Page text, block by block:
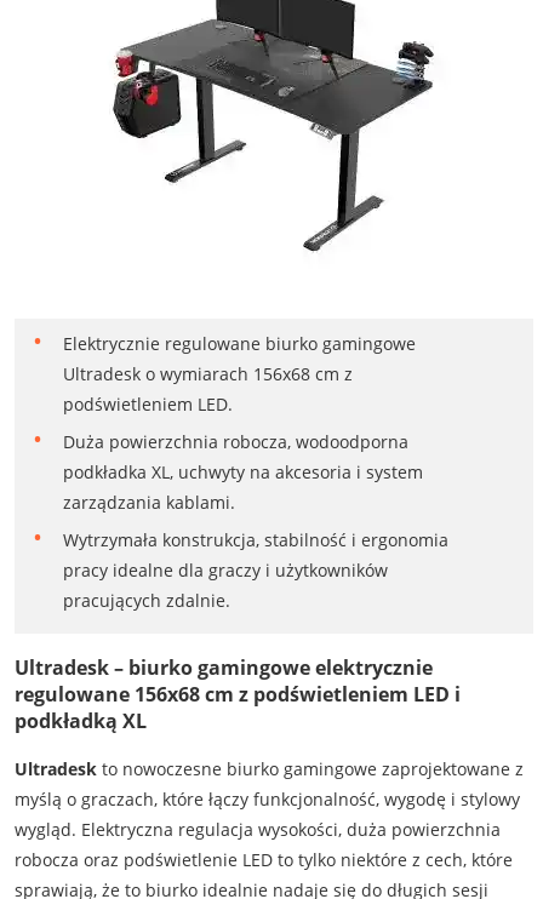
Elektrycznie regulowane biurko gamingowe
Ultradesk o wymiarach 156x68 cm z
podświetleniem LED.
Duża powierzchnia robocza, wodoodporna
podkładka XL, uchwyty na akcesoria i system
zarządzania kablami.
Wytrzymała konstrukcja, stabilność i ergonomia
pracy idealne dla graczy i użytkowników
pracujących zdalnie.
Ultradesk – biurko gamingowe elektrycznie
regulowane 156x68 cm z podświetleniem LED i
podkładką XL
Ultradeskto nowoczesne biurko gamingowe zaprojektowane z
myślą o graczach, które łączy funkcjonalność, wygodę i stylowy
wygląd. Elektryczna regulacja wysokości, duża powierzchnia
robocza oraz podświetlenie LED to tylko niektóre z cech, które
sprawiają, że to biurko idealnie nadaje się do długich sesji